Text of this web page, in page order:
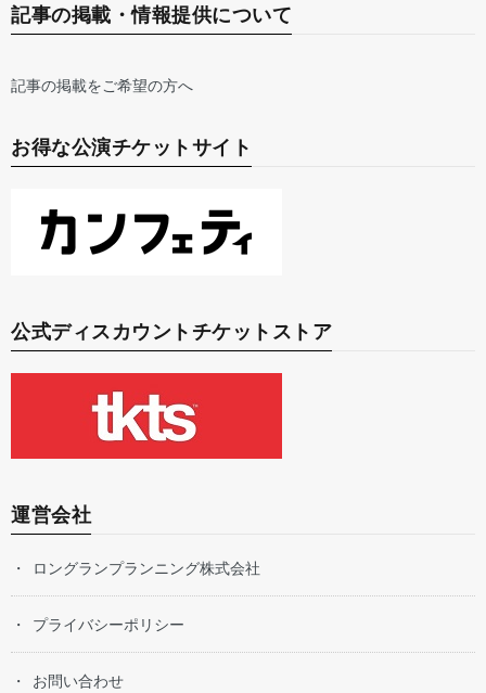
記事の掲載・情報提供について
記事の掲載をご希望の方へ
お得な公演チケットサイト
公式ディスカウントチケットストア
運営会社
ロングランプランニング株式会社
プライバシーポリシー
お問い合わせ